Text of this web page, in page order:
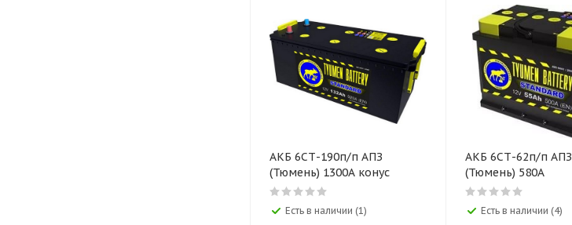
АКБ 6СТ-190п/п АПЗ
(Тюмень) 1300A конус
Есть в наличии (1)
АКБ 6СТ-62п/п АПЗ
(Тюмень) 580A
Есть в наличии (4)